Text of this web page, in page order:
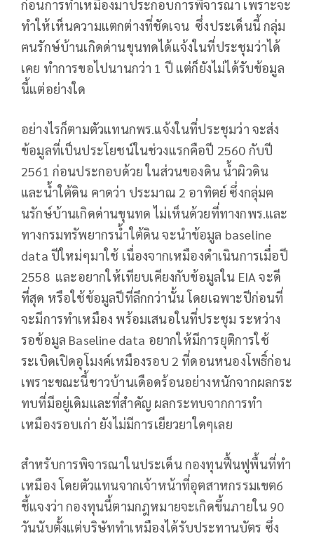
ก่อนการทำเหมืองมาประกอบการพิจารณา เพราะจะ
ทำให้เห็นความแตกต่างที่ชัดเจน ซึ่งประเด็นนี้ กลุ่ม
ฅนรักษ์บ้านเกิดด่านขุนทดได้แจ้งในที่ประชุมว่าได้
เคย ทำการขอไปนานกว่า 1 ปี แต่ก็ยังไม่ได้รับข้อมูล
นี้แต่อย่างใด
อย่างไรก็ตามตัวแทนกพร.แจ้งในที่ประชุมว่า จะส่ง
ข้อมูลที่เป็นประโยชน์ในช่วงแรกคือปี 2560 กับปี
2561 ก่อนประกอบด้วย ในส่วนของดิน น้ำผิวดิน
และน้ำใต้ดิน คาดว่า ประมาณ 2 อาทิตย์ ซึ่งกลุ่มฅ
นรักษ์บ้านเกิดด่านขุนทด ไม่เห็นด้วยที่ทางกพร.และ
ทางกรมทรัพยากรน้ำใต้ดิน จะนำข้อมูล baseline
data ปีใหม่ๆมาใช้ เนื่องจากเหมืองดำเนินการเมื่อปี
2558 และอยากให้เทียบเคียงกับข้อมูลใน EIA จะดี
ที่สุด หรือใช้ข้อมูลปีที่ลึกกว่านั้น โดยเฉพาะปีก่อนที่
จะมีการทำเหมือง พร้อมเสนอในที่ประชุม ระหว่าง
รอข้อมูล Baseline data อยากให้มีการยุติการใช้
ระเบิดเปิดอุโมงค์เหมืองรอบ 2 ที่ดอนหนองโพธิ์ก่อน
เพราะขณะนี้ชาวบ้านเดือดร้อนอย่างหนักจากผลกระ
ทบที่มีอยู่เดิมและที่สำคัญ ผลกระทบจากการทำ
เหมืองรอบเก่า ยังไม่มีการเยียวยาใดๆเลย
สำหรับการพิจารณาในประเด็น กองทุนฟื้นฟูพื้นที่ทำ
เหมือง โดยตัวแทนจากเจ้าหน้าที่อุตสาหกรรมเขต6
ชี้แจงว่า กองทุนนี้ตามกฎหมายจะเกิดขึ้นภายใน 90
วันนับตั้งแต่บริษัททำเหมืองได้รับประทานบัตร ซึ่ง